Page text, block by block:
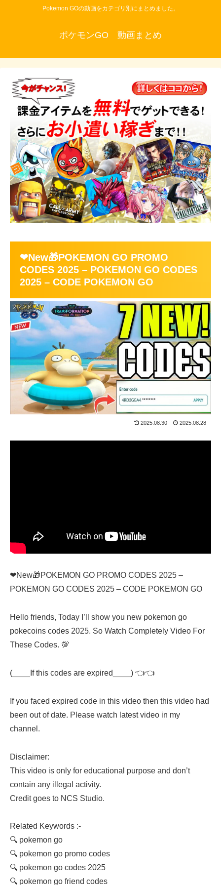
Pokemon GOの動画をカテゴリ別にまとめました。
ポケモンGO 動画まとめ
❤New🎁POKEMON GO PROMO
CODES 2025 – POKEMON GO CODES
2025 – CODE POKEMON GO
フレンド
2025.08.30 2025.08.28
❤New🎁POKEMON GO PROMO CODES 2025 –
POKEMON GO CODES 2025 – CODE POKEMON GO
Hello friends, Today I’ll show you new pokemon go
pokecoins codes 2025. So Watch Completely Video For
These Codes. 💯
(____If this codes are expired____) 👈👈
If you faced expired code in this video then this video had
been out of date. Please watch latest video in my
channel.
Disclaimer:
This video is only for educational purpose and don’t
contain any illegal activity.
Credit goes to NCS Studio.
Related Keywords :-
🔍 pokemon go
🔍 pokemon go promo codes
🔍 pokemon go codes 2025
🔍 pokemon go friend codes